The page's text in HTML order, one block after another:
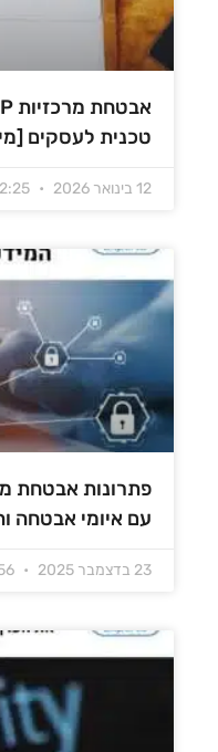
טכנית לעסקים
12 בינואר 2026
עם איומי אבטחה
23 בדצמבר 2025